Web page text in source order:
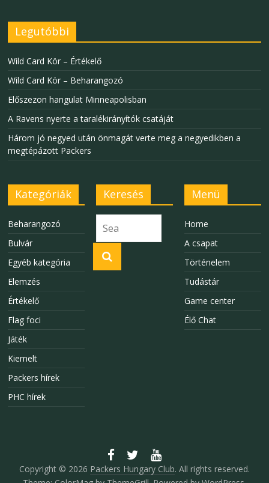
Legutóbbi
Wild Card Kör – Értékelő
Wild Card Kör – Beharangozó
Előszezon hangulat Minneapolisban
A Ravens nyerte a taralékirányítók csatáját
Három jó negyed után önmagát verte meg a negyedikben a
megtépázott Packers
Kategóriák
Beharangozó
Bulvár
Egyéb kategória
Elemzés
Értékelő
Flag foci
Játék
Kiemelt
Packers hírek
PHC hírek
Keresés Menü
Home
A csapat
Történelem
Tudástár
Game center
Élő Chat
Copyright © 2026 Packers Hungary Club. All rights reserved.